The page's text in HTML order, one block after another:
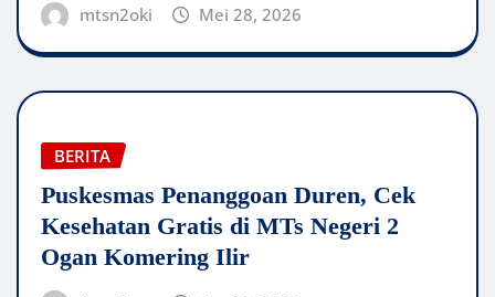
mtsn2oki Mei 28, 2026
BERITA
Puskesmas Penanggoan Duren, Cek
Kesehatan Gratis di MTs Negeri 2
Ogan Komering Ilir